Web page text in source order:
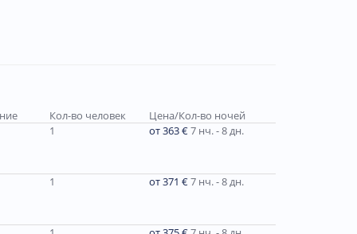
Кол-во человек
Цена/Кол-во ночей
1
от 363 €7 нч. - 8 дн.
1 от 371 €7 нч. - 8 дн.